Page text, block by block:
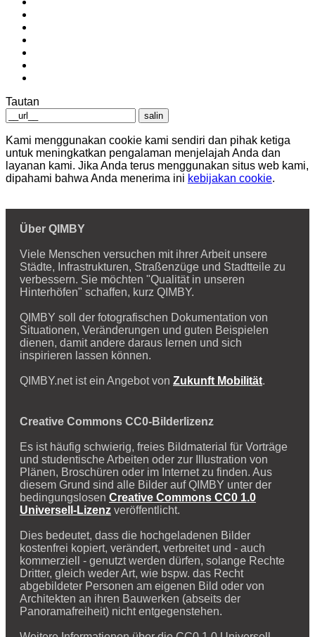
Tautan
salin
Kami menggunakan cookie kami sendiri dan pihak ketiga
untuk meningkatkan pengalaman menjelajah Anda dan
layanan kami. Jika Anda terus menggunakan situs web kami,
dipahami bahwa Anda menerima ini kebijakan cookie.
Über QIMBY
Viele Menschen versuchen mit ihrer Arbeit unsere
Städte, Infrastrukturen, Straßenzüge und Stadtteile zu
verbessern. Sie möchten "Qualität in unseren
Hinterhöfen" schaffen, kurz QIMBY.
QIMBY soll der fotografischen Dokumentation von
Situationen, Veränderungen und guten Beispielen
dienen, damit andere daraus lernen und sich
inspirieren lassen können.
QIMBY.net ist ein Angebot von Zukunft Mobilität.
Creative Commons CC0-Bilderlizenz
Es ist häufig schwierig, freies Bildmaterial für Vorträge
und studentische Arbeiten oder zur Illustration von
Plänen, Broschüren oder im Internet zu finden. Aus
diesem Grund sind alle Bilder auf QIMBY unter der
bedingungslosen Creative Commons CC0 1.0
Universell-Lizenz veröffentlicht.
Dies bedeutet, dass die hochgeladenen Bilder
kostenfrei kopiert, verändert, verbreitet und - auch
kommerziell - genutzt werden dürfen, solange Rechte
Dritter, gleich weder Art, wie bspw. das Recht
abgebildeter Personen am eigenen Bild oder von
Architekten an ihren Bauwerken (abseits der
Panoramafreiheit) nicht entgegenstehen.